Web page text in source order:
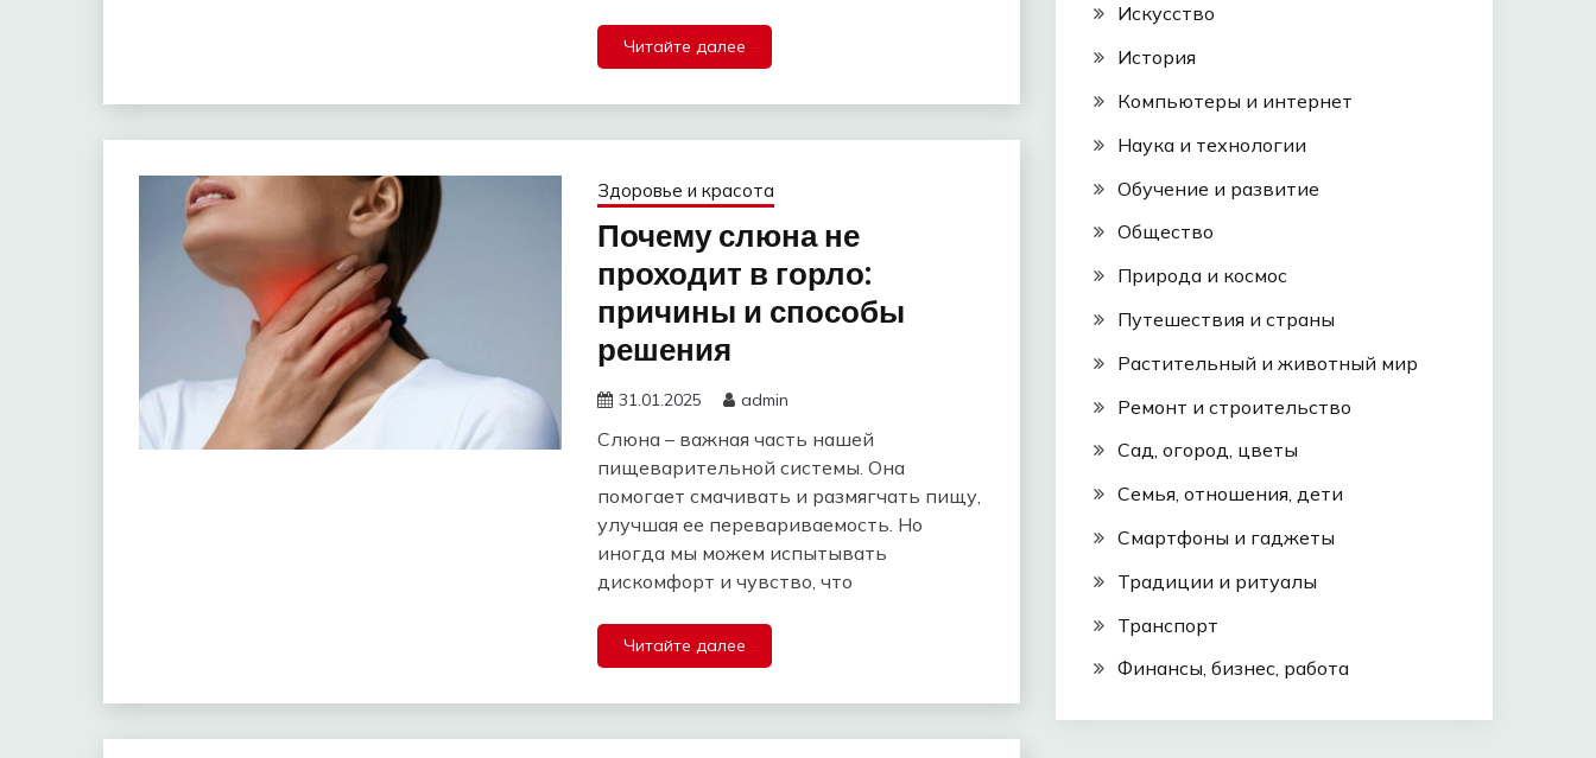
Читайте далее
Здоровье и красота
Почему слюна не
проходит в горло:
причины и способы
решения
31.01.2025 admin
Слюна – важная часть нашей
пищеварительной системы. Она
помогает смачивать и размягчать пищу,
улучшая ее перевариваемость. Но
иногда мы можем испытывать
дискомфорт и чувство, что
Читайте далее
Искусство
История
Компьютеры и интернет
Наука и технологии
Обучение и развитие
Общество
Природа и космос
Путешествия и страны
Растительный и животный мир
Ремонт и строительство
Сад, огород, цветы
Семья, отношения, дети
Смартфоны и гаджеты
Традиции и ритуалы
Транспорт
Финансы, бизнес, работа